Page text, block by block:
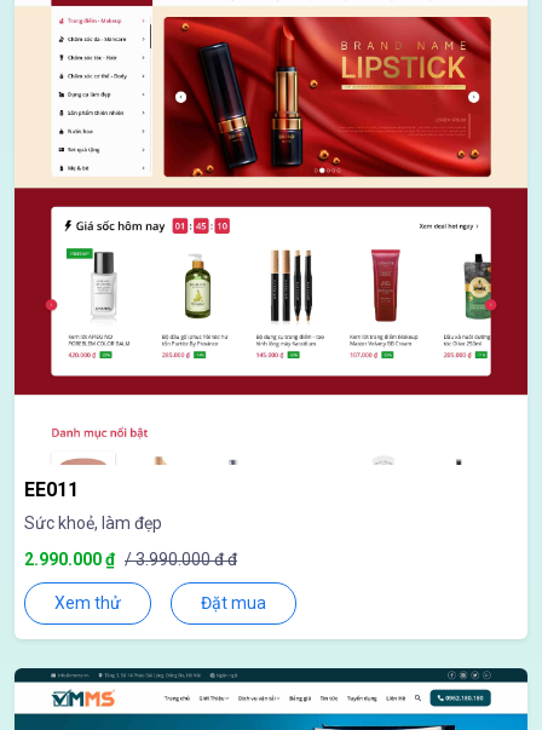
EE011
Sức khoẻ, làm đẹp
2.990.000 ₫ / 3.990.000 đ đ
Xem thử Đặt mua